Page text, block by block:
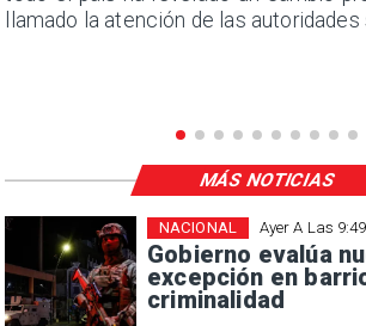
llamado la atención de las autoridades
Ayer A Las 9:49
Gobierno evalúa
excepción en
criminalidad
NACIONAL
MÁS NOTICIAS